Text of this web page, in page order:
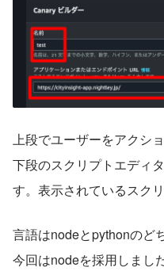
上段でユーザーをアクシ
下段のスクリプトエディ
す。表示されているスク
言語はnodeとpythonのど
今回はnodeを採用しました